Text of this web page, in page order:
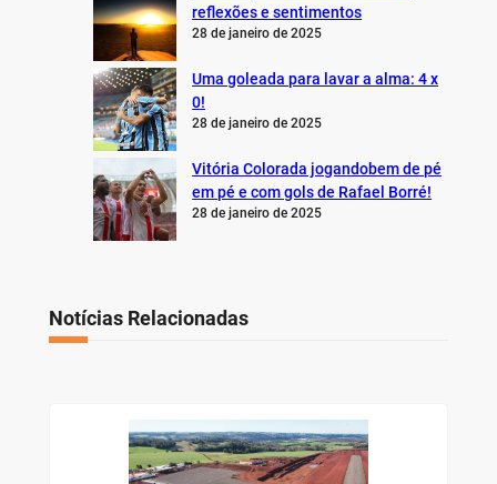
reflexões e sentimentos
28 de janeiro de 2025
Uma goleada para lavar a alma: 4 x
0!
28 de janeiro de 2025
Vitória Colorada jogandobem de pé
em pé e com gols de Rafael Borré!
28 de janeiro de 2025
Notícias Relacionadas